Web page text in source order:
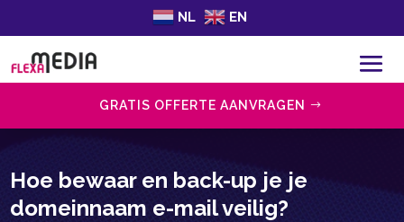
NL EN
GRATIS OFFERTE AANVRAGEN
Hoe bewaar en back-up je je
domeinnaam e-mail veilig?